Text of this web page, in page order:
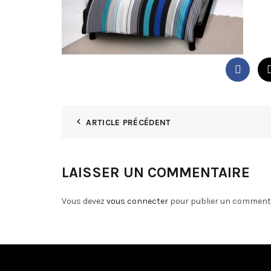
ARTICLE PRÉCÉDENT
LAISSER UN COMMENTAIRE
Vous devez vous connecter pour publier un